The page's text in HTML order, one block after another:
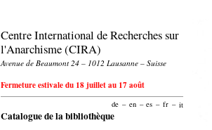
Centre International de Recherches sur
l'Anarchisme (CIRA)
Avenue de Beaumont 24 – 1012 Lausanne – Suisse
Fermeture estivale du 18 juillet au 17 août
de – en – es – fr – it
Catalogue de la bibliothèque